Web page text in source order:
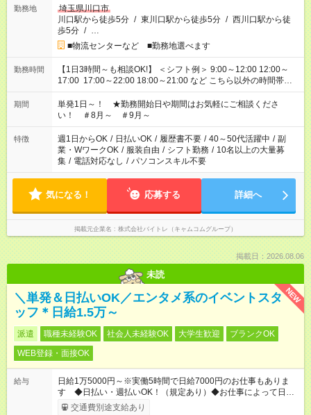
勤務地
埼玉県川口市
川口駅から徒歩5分 / 東川口駅から徒歩5分 / 西川口駅から徒
歩5分 / …
■物流センターなど ■勤務地選べます
勤務時間
【1日3時間～も相談OK!】 ＜シフト例＞ 9:00～12:00 12:00～
17:00 17:00～22:00 18:00～21:00 など こちら以外の時間帯も
お気軽にご相談ください！
期間
単発1日～！ ★勤務開始日や期間はお気軽にご相談くださ
い！ ＃8月～ ＃9月～
特徴 週1日からOK / 日払いOK / 履歴書不要 / 40～50代活躍中 / 副
業・WワークOK / 服装自由 / シフト勤務 / 10名以上の大量募
集 / 電話対応なし / パソコンスキル不要
気になる！ 応募する 詳細へ
掲載元企業名 株式会社バイトレ（キャムコムグループ）
掲載日：2026.08.06
未読
NEW
＼単発＆日払いOK／エンタメ系のイベントスタ
ッフ＊日給1.5万～
派遣 職種未経験OK 社会人未経験OK 大学生歓迎
ブランクOK
WEB登録・面接OK
給与
日給1万5000円～※実働5時間で日給7000円のお仕事もありま
す ◆日払い・週払いOK！（規定あり）◆お仕事によって日給も
異なります
交通費別途支給あり